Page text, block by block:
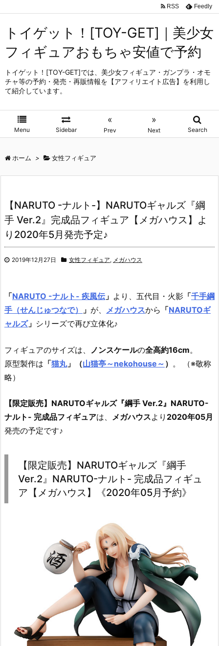
トイゲット！[TOY-GET]｜美少女
フィギュアおもちゃ安値で予約
トイゲット！[TOY-GET]では、美少女フィギュア・ガンプラ・オモ
チャ等の予約・発売・再販情報を【アフィリエイト広告】を利用し
て紹介しています。
Menu Sidebar
«
Prev
»
Next Search
RSS Feedly
ホーム > 女性フィギュア
【NARUTO -ナルト-】NARUTOギャルズ『綱
手 Ver.2』完成品フィギュア【メガハウス】よ
り2020年5月発売予定♪
2019年12月27日 女性フィギュア, メガハウス
「NARUTO -ナルト- 疾風伝 」 より、 五代目・火影 「千手綱
手（せんじゅつなで）
」 が、 メガハウスから 「NARUTOギ
ャルズ」 シリーズで再び立体化♪
フィギュアのサイズは、 ノンスケールの全高約16cm。
原型製作は 「猫丸」（山猫亭～nekohouse～ ） 。 （※敬称
略）
【限定販売】NARUTOギャルズ『綱手 Ver.2』NARUTO-
ナルト- 完成品フィギュアは、 メガハウスより 2020年05月
発売の予定です♪
【限定販売】NARUTOギャルズ『綱手
Ver.2』NARUTO-ナルト- 完成品フィギュ
ア【メガハウス】《2020年05月予約》